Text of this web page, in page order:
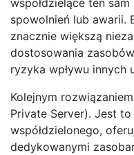
spowolnień lub awarii.
znacznie większą
dostosowania
ryzyka wpływu innych
Kolejnym
Private Server). Jest
współdzielonego,
dedykowanymi